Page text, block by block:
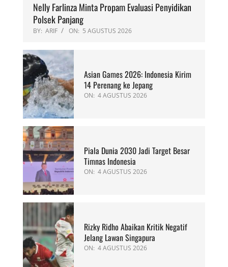
Nelly Farlinza Minta Propam Evaluasi Penyidikan
Polsek Panjang
BY: ARIF ON: 5 AGUSTUS 2026
Asian Games 2026: Indonesia Kirim
14 Perenang ke Jepang
ON: 4 AGUSTUS 2026
Piala Dunia 2030 Jadi Target Besar
Timnas Indonesia
ON: 4 AGUSTUS 2026
Rizky Ridho Abaikan Kritik Negatif
Jelang Lawan Singapura
ON: 4 AGUSTUS 2026